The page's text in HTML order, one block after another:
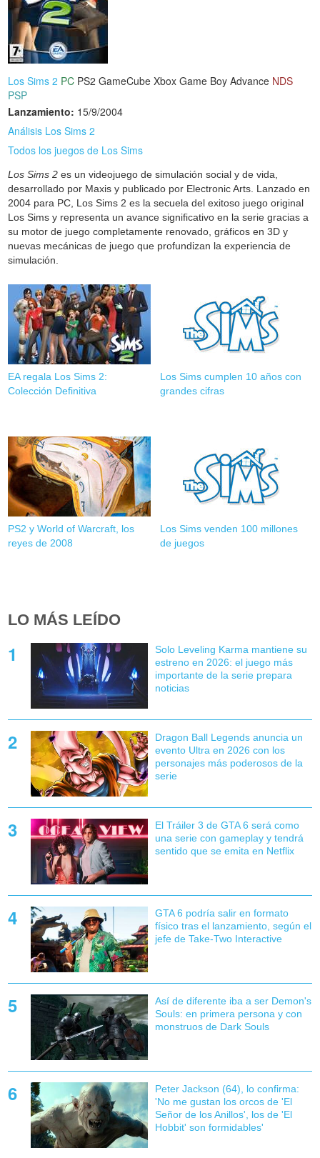
Los Sims 2 PC PS2 GameCube Xbox Game Boy Advance NDS
PSP
Lanzamiento: 15/9/2004
Análisis Los Sims 2
Todos los juegos de Los Sims
Los Sims 2 es un videojuego de simulación social y de vida,
desarrollado por Maxis y publicado por Electronic Arts. Lanzado en
2004 para PC, Los Sims 2 es la secuela del exitoso juego original
Los Sims y representa un avance significativo en la serie gracias a
su motor de juego completamente renovado, gráficos en 3D y
nuevas mecánicas de juego que profundizan la experiencia de
simulación.
EA regala Los Sims 2:
Colección Definitiva
Los Sims cumplen 10 años con
grandes cifras
PS2 y World of Warcraft, los
reyes de 2008
Los Sims venden 100 millones
de juegos
LO MÁS LEÍDO
Solo Leveling Karma mantiene su
estreno en 2026: el juego más
importante de la serie prepara
noticias
Dragon Ball Legends anuncia un
evento Ultra en 2026 con los
personajes más poderosos de la
serie
El Tráiler 3 de GTA 6 será como
una serie con gameplay y tendrá
sentido que se emita en Netflix
GTA 6 podría salir en formato
físico tras el lanzamiento, según el
jefe de Take-Two Interactive
Así de diferente iba a ser Demon's
Souls: en primera persona y con
monstruos de Dark Souls
Peter Jackson (64), lo confirma:
'No me gustan los orcos de 'El
Señor de los Anillos', los de 'El
Hobbit' son formidables'